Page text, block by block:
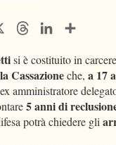
ThreadsLinkedIn
si è costituito in
Cassazioneche, a 17
amministratore
5 anni di
potrà chiedere gli